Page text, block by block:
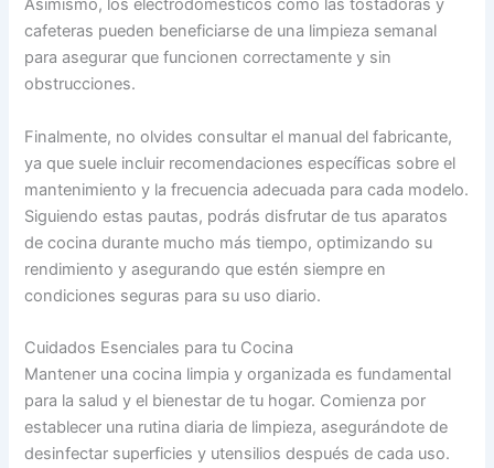
Asimismo, los electrodomésticos como las tostadoras y
cafeteras pueden beneficiarse de una limpieza semanal
para asegurar que funcionen correctamente y sin
obstrucciones.
Finalmente, no olvides consultar el manual del fabricante,
ya que suele incluir recomendaciones específicas sobre el
mantenimiento y la frecuencia adecuada para cada modelo.
Siguiendo estas pautas, podrás disfrutar de tus aparatos
de cocina durante mucho más tiempo, optimizando su
rendimiento y asegurando que estén siempre en
condiciones seguras para su uso diario.
Cuidados Esenciales para tu Cocina
Mantener una cocina limpia y organizada es fundamental
para la salud y el bienestar de tu hogar. Comienza por
establecer una rutina diaria de limpieza, asegurándote de
desinfectar superficies y utensilios después de cada uso.